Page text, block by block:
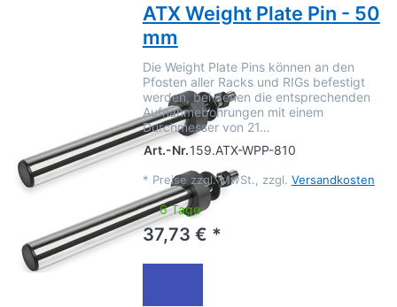
ATX Weight Plate Pin - 50
mm
Die Weight Plate Pins können an den
Pfosten aller Racks und RIGs befestigt
werden, bei denen die entsprechenden
Aufnahmebohrungen mit einem
Durchmesser von 21…
Art.-Nr.159.ATX-WPP-810
* Preise zzgl. MwSt., zzgl. Versandkosten
6 Tage
37,73 € *